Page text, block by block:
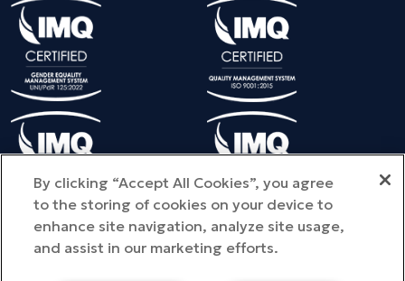
By clicking “Accept All Cookies”, you agree
to the storing of cookies on your device to
enhance site navigation, analyze site usage,
and assist in our marketing efforts.